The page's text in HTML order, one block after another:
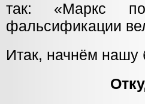
так: «Маркс
фальсификации
Итак, начнём нашу